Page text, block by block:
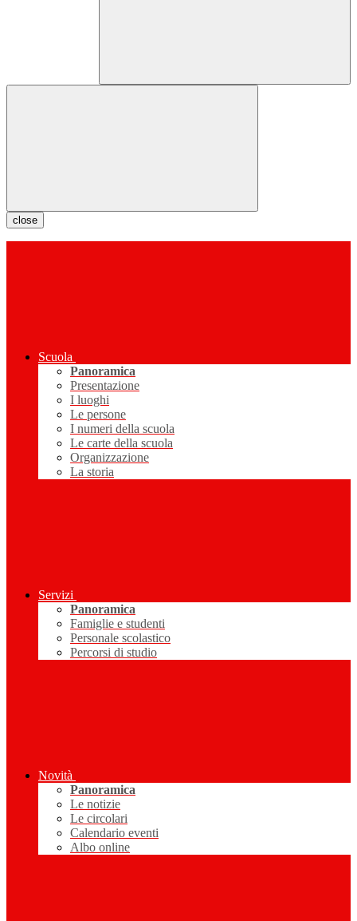
close
Scuola
Panoramica
Presentazione
I luoghi
Le persone
I numeri della scuola
Le carte della scuola
Organizzazione
La storia
Servizi
Panoramica
Famiglie e studenti
Personale scolastico
Percorsi di studio
Novità
Panoramica
Le notizie
Le circolari
Calendario eventi
Albo online